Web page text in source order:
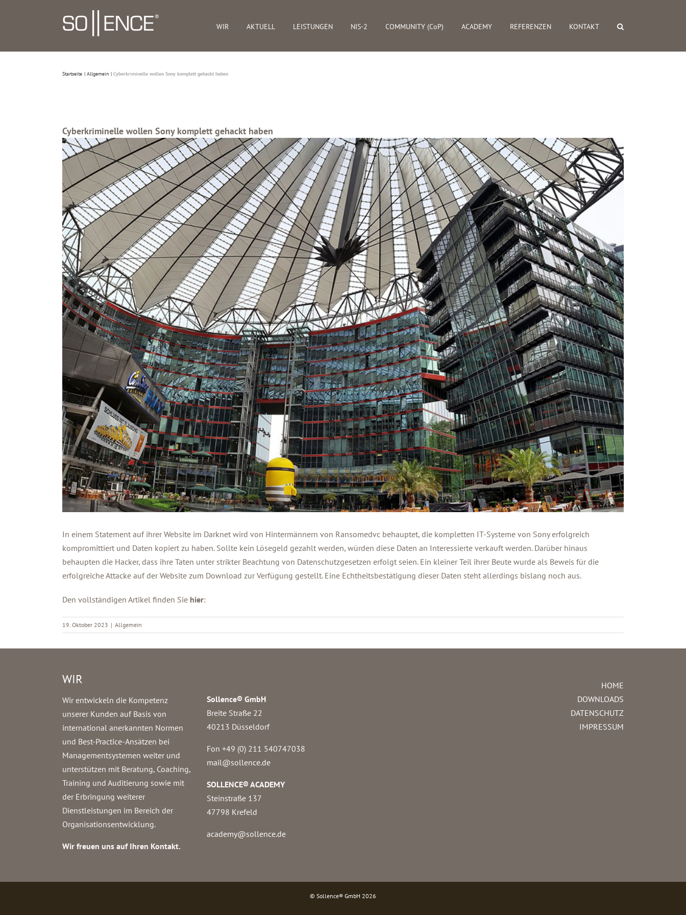
WIR AKTUELL LEISTUNGEN NIS-2 COMMUNITY (CoP) ACADEMY REFERENZEN KONTAKT
Startseite Allgemein Cyberkriminelle wollen Sony komplett gehackt haben
Cyberkriminelle wollen Sony komplett gehackt haben
Zeige
grösseres
Bild
In einem Statement auf ihrer Website im Darknet wird von Hintermännern von Ransomedvc behauptet, die kompletten IT-Systeme von Sony erfolgreich
kompromittiert und Daten kopiert zu haben. Sollte kein Lösegeld gezahlt werden, würden diese Daten an Interessierte verkauft werden. Darüber hinaus
behaupten die Hacker, dass ihre Taten unter strikter Beachtung von Datenschutzgesetzen erfolgt seien. Ein kleiner Teil ihrer Beute wurde als Beweis für die
erfolgreiche Attacke auf der Website zum Download zur Verfügung gestellt. Eine Echtheitsbestätigung dieser Daten steht allerdings bislang noch aus.
Den vollständigen Artikel finden Sie hier:
19. Oktober 2023 | Allgemein
WIR
Wir entwickeln die Kompetenz
unserer Kunden auf Basis von
international anerkannten Normen
und Best-Practice-Ansätzen bei
Managementsystemen weiter und
unterstützen mit Beratung, Coaching,
Training und Auditierung sowie mit
der Erbringung weiterer
Dienstleistungen im Bereich der
Organisationsentwicklung.
Wir freuen uns auf Ihren Kontakt.
Sollence® GmbH
Breite Straße 22
40213 Düsseldorf
Fon +49 (0) 211 540747038‬
mail@sollence.de
SOLLENCE® ACADEMY
Steinstraße 137
47798 Krefeld
academy@sollence.de
HOME
DOWNLOADS
DATENSCHUTZ
IMPRESSUM
© Sollence® GmbH 2026